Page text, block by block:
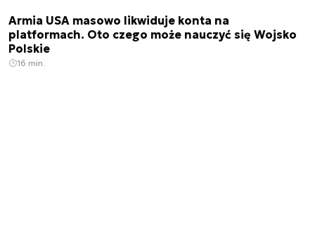
Armia USA masowo likwiduje konta na
platformach. Oto czego może nauczyć się Wojsko
Polskie
16 min.